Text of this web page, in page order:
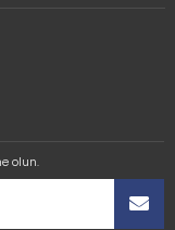
olun.